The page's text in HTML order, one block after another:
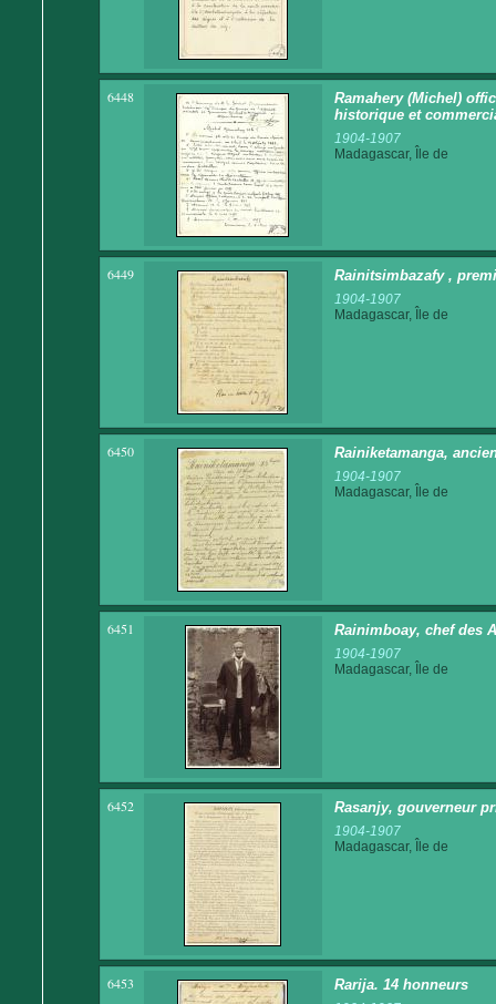
6448
Ramahery (Michel)
historique et
1904-1907
Madagascar, Île de
6449 Rainitsimbazafy ,
1904-1907
Madagascar, Île de
6450 Rainiketamanga,
1904-1907
Madagascar, Île de
6451 Rainimboay, chef des
1904-1907
Madagascar, Île de
6452 Rasanjy, gouverneur
1904-1907
Madagascar, Île de
6453 Rarija. 14 honneurs